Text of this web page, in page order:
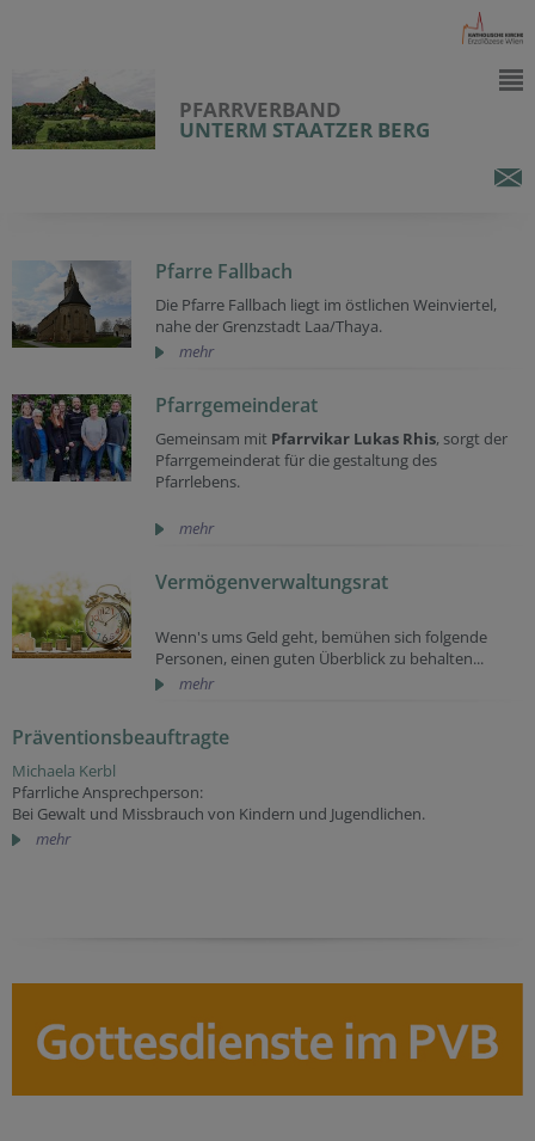
PFARRVERBAND
UNTERM STAATZER BERG
Pfarre Fallbach
Die Pfarre Fallbach liegt im östlichen Weinviertel,
nahe der Grenzstadt Laa/Thaya.
mehr
Pfarrgemeinderat
Gemeinsam mit Pfarrvikar Lukas Rhis, sorgt der
Pfarrgemeinderat für die gestaltung des
Pfarrlebens.
mehr
Vermögenverwaltungsrat
Wenn's ums Geld geht, bemühen sich folgende
Personen, einen guten Überblick zu behalten...
mehr
Präventionsbeauftragte
Michaela Kerbl
Pfarrliche Ansprechperson:
Bei Gewalt und Missbrauch von Kindern und Jugendlichen.
mehr